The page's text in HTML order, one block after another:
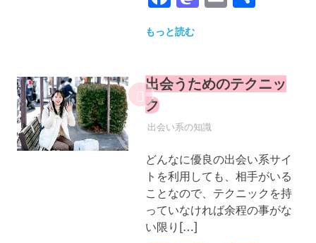
もっと読む
出会うためのテクニッ
ク
2022年12月25日
YYYPRO
出会い系の知識
どんなに優良の出会い系サイ
トを利用しても、相手がいる
ことなので、テクニックを持
っていなければ余程の事がな
い限り[…]